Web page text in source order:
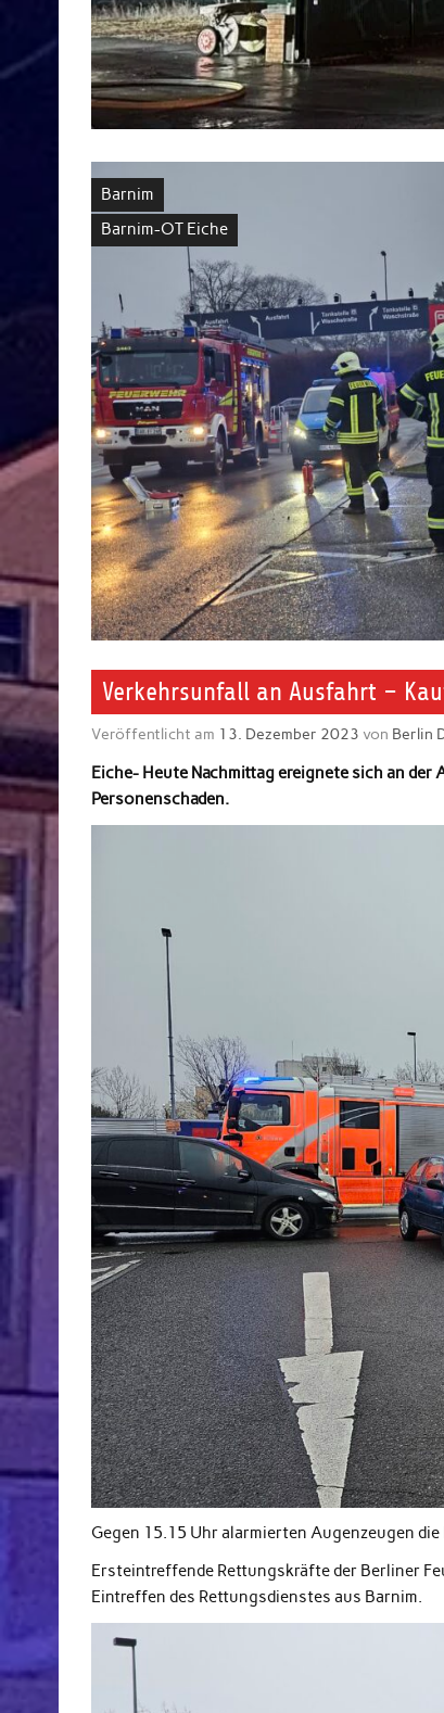
Barnim
Barnim-OT Eiche
Verkehrsunfall an Ausfahrt –
Veröffentlicht am 13. Dezember 2023 von Berlin
Eiche- Heute Nachmittag ereignete sich an
Personenschaden.
Gegen 15.15 Uhr alarmierten Augenzeugen
Ersteintreffende Rettungskräfte der Berliner
Eintreffen des Rettungsdienstes aus Barnim.